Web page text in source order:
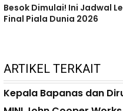
Besok Dimulai! Ini Jadwal
Final Piala Dunia 2026
ARTIKEL TERKAIT
Kepala Bapanas dan